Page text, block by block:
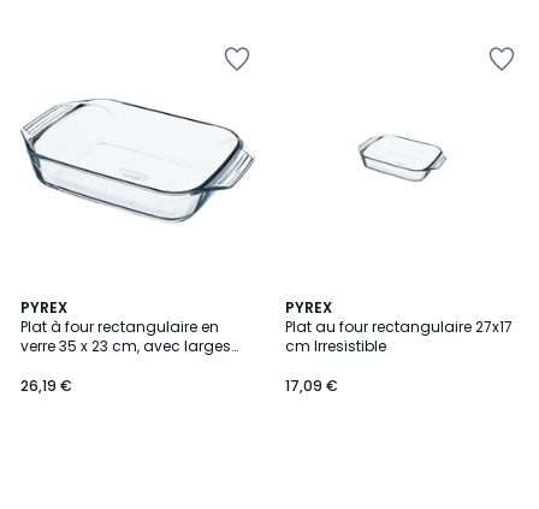
PYREX
Plat à four rectangulaire en
verre 35 x 23 cm, avec larges
26,19 €
PYREX
Plat au four rectangulaire 27x17
cm Irresistible
17,09 €